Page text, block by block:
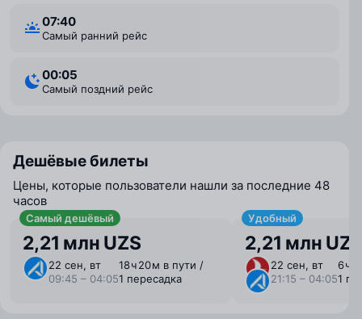
07:40
Самый ранний рейс
00:05
Самый поздний рейс
Дешёвые билеты
Цены, которые пользователи нашли за последние 48
часов
Самый дешёвый
2,21 млн UZS
22 сен, вт
09:45 – 04:05
18 ⁠ч 20 ⁠м в пути /
1 пересадка
Удобный
2,21 млн
22 сен, вт
21:15 – 04:05
6 ⁠ч
1